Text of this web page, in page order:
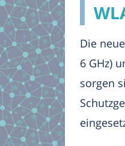
Die
6 GHz)
sorgen